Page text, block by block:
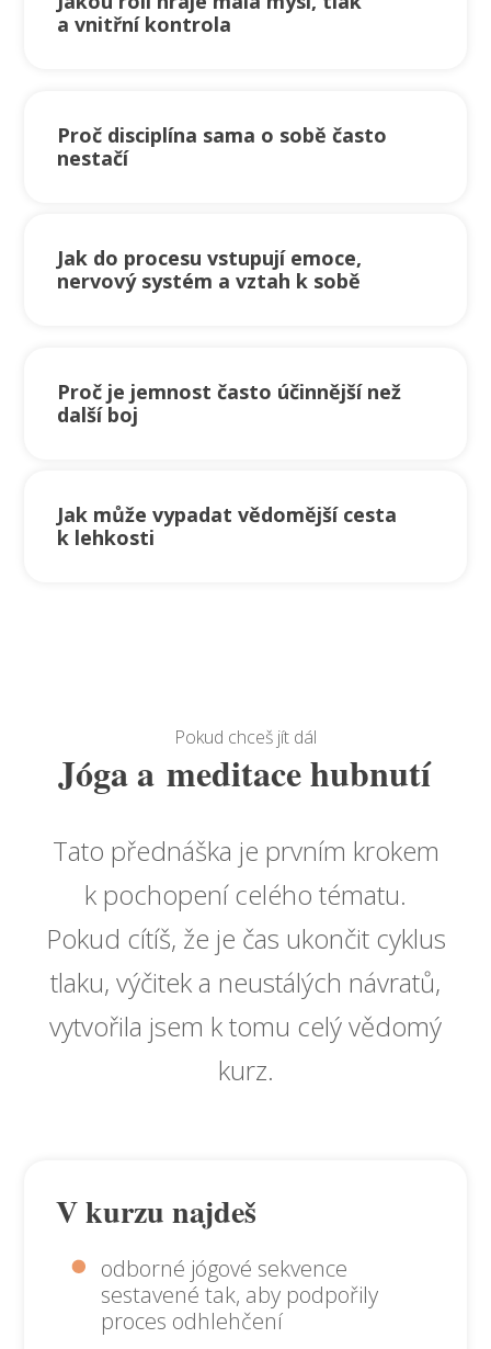
a vnitřní kontrola
Proč disciplína sama o sobě často
nestačí
Jak do procesu vstupují emoce,
nervový systém a vztah k sobě
Proč je jemnost často účinnější než
další boj
Jak může vypadat vědomější cesta
k lehkosti
Pokud chceš jít dál
Jóga a meditace hubnutí
Tato přednáška je prvním krokem
k pochopení celého tématu.
Pokud cítíš, že je čas ukončit cyklus
tlaku, výčitek a neustálých návratů,
vytvořila jsem k tomu celý vědomý
kurz.
V kurzu najdeš
odborné jógové sekvence
sestavené tak, aby podpořily
proces odhlehčení